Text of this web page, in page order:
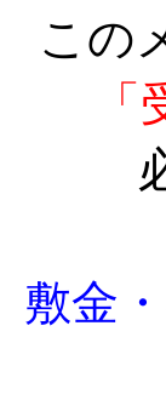
この
敷金